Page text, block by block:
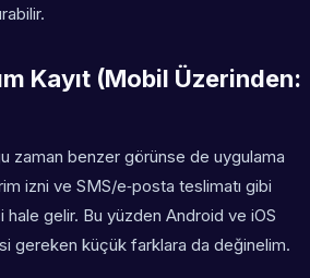
Kayıt (Mobil Üzerinden:
zaman benzer görünse de uygulama
izni ve SMS/e‑posta teslimatı gibi
gelir. Bu yüzden Android ve iOS
gereken küçük farklara da değinelim.